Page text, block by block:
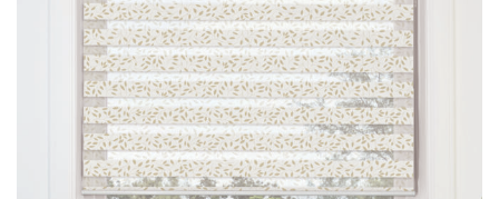
Vision Argento Grey